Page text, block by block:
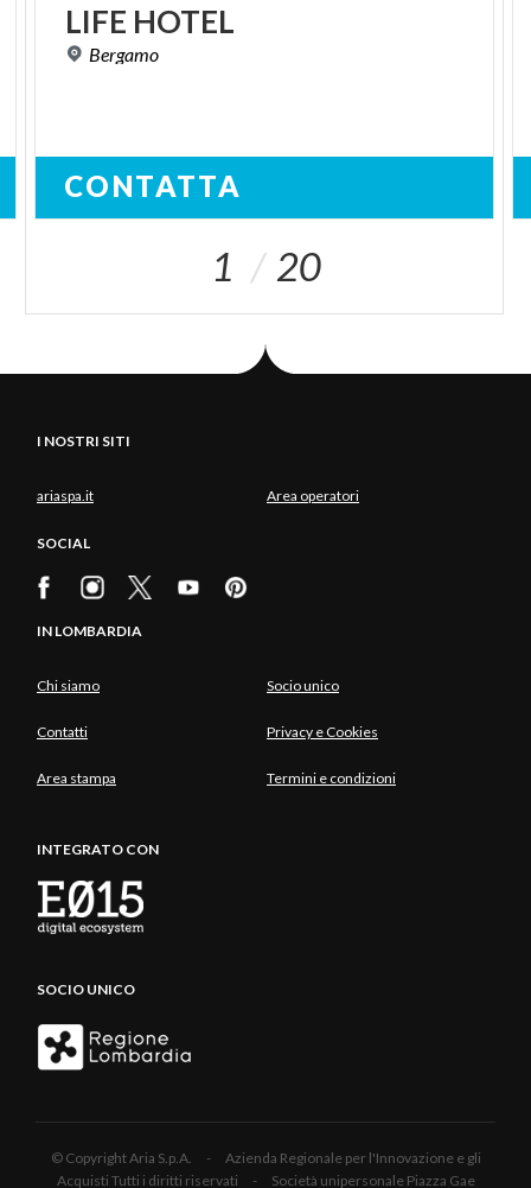
LIFE HOTEL
Bergamo
CONTATTA
1 20
I NOSTRI SITI
ariaspa.it Area operatori
SOCIAL
IN LOMBARDIA
Chi siamo Socio unico
Contatti Privacy e Cookies
Area stampa Termini e condizioni
INTEGRATO CON
SOCIO UNICO
© Copyright Aria S.p.A. - Azienda Regionale per l'Innovazione e gli
Acquisti Tutti i diritti riservati - Società unipersonale Piazza Gae